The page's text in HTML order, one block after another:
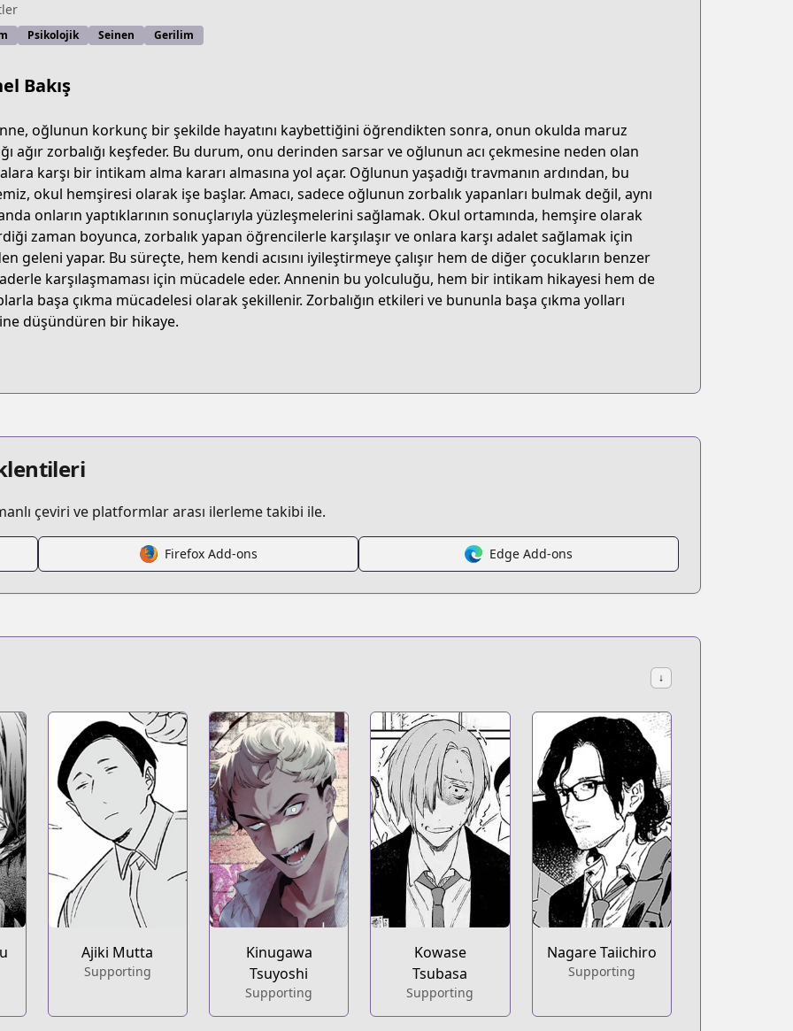
43da-a88b-0a790c64939e
no-danzai
Psikolojik Seinen Gerilim
Bakış
oğlunun korkunç bir şekilde hayatını kaybettiğini öğrendikten sonra, onun okulda maruz
ağır zorbalığı keşfeder. Bu durum, onu derinden sarsar ve oğlunun acı çekmesine neden olan
karşı bir intikam alma kararı almasına yol açar. Oğlunun yaşadığı travmanın ardından, bu
okul hemşiresi olarak işe başlar. Amacı, sadece oğlunun zorbalık yapanları bulmak değil, aynı
onların yaptıklarının sonuçlarıyla yüzleşmelerini sağlamak. Okul ortamında, hemşire olarak
zaman boyunca, zorbalık yapan öğrencilerle karşılaşır ve onlara karşı adalet sağlamak için
geleni yapar. Bu süreçte, hem kendi acısını iyileştirmeye çalışır hem de diğer çocukların benzer
karşılaşmaması için mücadele eder. Annenin bu yolculuğu, hem bir intikam hikayesi hem de
başa çıkma mücadelesi olarak şekillenir. Zorbalığın etkileri ve bununla başa çıkma yolları
düşündüren bir hikaye.
çeviri ve platformlar arası ilerleme takibi ile.
Firefox Add-ons Edge Add-ons
↓
Ajiki Mutta
Supporting
Kinugawa
Tsuyoshi
Supporting
Kowase
Tsubasa
Supporting
Nagare Taiichiro
Supporting